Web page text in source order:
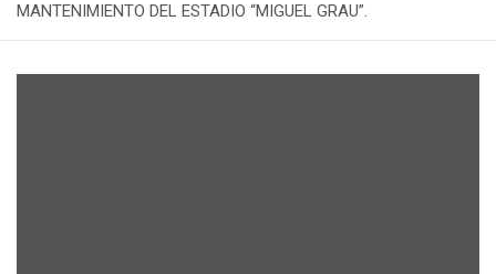
MANTENIMIENTO DEL ESTADIO “MIGUEL GRAU”.